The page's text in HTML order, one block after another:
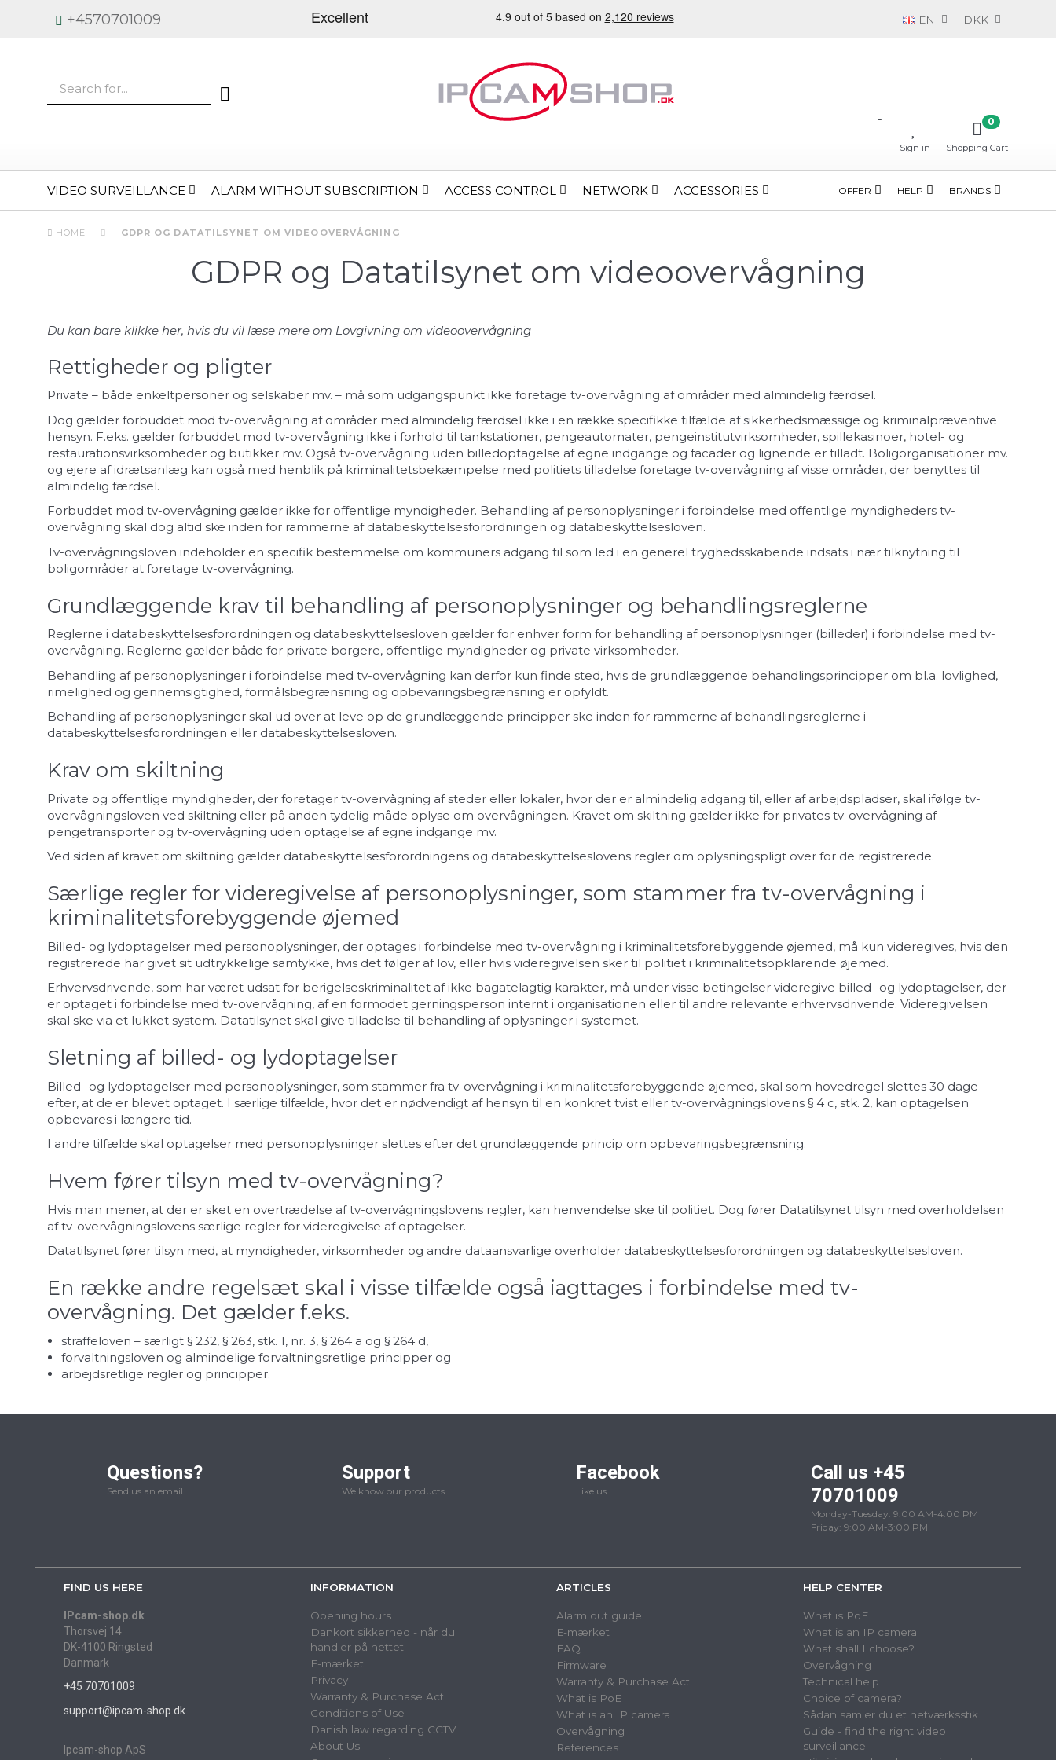
EN DKK
+4570701009
-
Sign in Shopping Cart
0
VIDEO SURVEILLANCE ALARM WITHOUT SUBSCRIPTION ACCESS CONTROL NETWORK ACCESSORIES OFFER HELP BRANDS
HOME GDPR OG DATATILSYNET OM VIDEOOVERVÅGNING
GDPR og Datatilsynet om videoovervågning
Du kan bare klikke her, hvis du vil læse mere om Lovgivning om videoovervågning
Rettigheder og pligter
Private – både enkeltpersoner og selskaber mv. – må som udgangspunkt ikke foretage tv-overvågning af områder med almindelig færdsel.
Dog gælder forbuddet mod tv-overvågning af områder med almindelig færdsel ikke i en række specifikke tilfælde af sikkerhedsmæssige og kriminalpræventive
hensyn. F.eks. gælder forbuddet mod tv-overvågning ikke i forhold til tankstationer, pengeautomater, pengeinstitutvirksomheder, spillekasinoer, hotel- og
restaurationsvirksomheder og butikker mv. Også tv-overvågning uden billedoptagelse af egne indgange og facader og lignende er tilladt. Boligorganisationer mv.
og ejere af idrætsanlæg kan også med henblik på kriminalitetsbekæmpelse med politiets tilladelse foretage tv-overvågning af visse områder, der benyttes til
almindelig færdsel.
Forbuddet mod tv-overvågning gælder ikke for offentlige myndigheder. Behandling af personoplysninger i forbindelse med offentlige myndigheders tv-
overvågning skal dog altid ske inden for rammerne af databeskyttelsesforordningen og databeskyttelsesloven.
Tv-overvågningsloven indeholder en specifik bestemmelse om kommuners adgang til som led i en generel tryghedsskabende indsats i nær tilknytning til
boligområder at foretage tv-overvågning.
Grundlæggende krav til behandling af personoplysninger og behandlingsreglerne
Reglerne i databeskyttelsesforordningen og databeskyttelsesloven gælder for enhver form for behandling af personoplysninger (billeder) i forbindelse med tv-
overvågning. Reglerne gælder både for private borgere, offentlige myndigheder og private virksomheder.
Behandling af personoplysninger i forbindelse med tv-overvågning kan derfor kun finde sted, hvis de grundlæggende behandlingsprincipper om bl.a. lovlighed,
rimelighed og gennemsigtighed, formålsbegrænsning og opbevaringsbegrænsning er opfyldt.
Behandling af personoplysninger skal ud over at leve op de grundlæggende principper ske inden for rammerne af behandlingsreglerne i
databeskyttelsesforordningen eller databeskyttelsesloven.
Krav om skiltning
Private og offentlige myndigheder, der foretager tv-overvågning af steder eller lokaler, hvor der er almindelig adgang til, eller af arbejdspladser, skal ifølge tv-
overvågningsloven ved skiltning eller på anden tydelig måde oplyse om overvågningen. Kravet om skiltning gælder ikke for privates tv-overvågning af
pengetransporter og tv-overvågning uden optagelse af egne indgange mv.
Ved siden af kravet om skiltning gælder databeskyttelsesforordningens og databeskyttelseslovens regler om oplysningspligt over for de registrerede.
Særlige regler for videregivelse af personoplysninger, som stammer fra tv-overvågning i
kriminalitetsforebyggende øjemed
Billed- og lydoptagelser med personoplysninger, der optages i forbindelse med tv-overvågning i kriminalitetsforebyggende øjemed, må kun videregives, hvis den
registrerede har givet sit udtrykkelige samtykke, hvis det følger af lov, eller hvis videregivelsen sker til politiet i kriminalitetsopklarende øjemed.
Erhvervsdrivende, som har været udsat for berigelseskriminalitet af ikke bagatelagtig karakter, må under visse betingelser videregive billed- og lydoptagelser, der
er optaget i forbindelse med tv-overvågning, af en formodet gerningsperson internt i organisationen eller til andre relevante erhvervsdrivende. Videregivelsen
skal ske via et lukket system. Datatilsynet skal give tilladelse til behandling af oplysninger i systemet.
Sletning af billed- og lydoptagelser
Billed- og lydoptagelser med personoplysninger, som stammer fra tv-overvågning i kriminalitetsforebyggende øjemed, skal som hovedregel slettes 30 dage
efter, at de er blevet optaget. I særlige tilfælde, hvor det er nødvendigt af hensyn til en konkret tvist eller tv-overvågningslovens § 4 c, stk. 2, kan optagelsen
opbevares i længere tid.
I andre tilfælde skal optagelser med personoplysninger slettes efter det grundlæggende princip om opbevaringsbegrænsning.
Hvem fører tilsyn med tv-overvågning?
Hvis man mener, at der er sket en overtrædelse af tv-overvågningslovens regler, kan henvendelse ske til politiet. Dog fører Datatilsynet tilsyn med overholdelsen
af tv-overvågningslovens særlige regler for videregivelse af optagelser.
Datatilsynet fører tilsyn med, at myndigheder, virksomheder og andre dataansvarlige overholder databeskyttelsesforordningen og databeskyttelsesloven.
En række andre regelsæt skal i visse tilfælde også iagttages i forbindelse med tv-
overvågning. Det gælder f.eks.
straffeloven – særligt § 232, § 263, stk. 1, nr. 3, § 264 a og § 264 d,
forvaltningsloven og almindelige forvaltningsretlige principper og
arbejdsretlige regler og principper.
Questions?
Send us an email
Support
We know our products
Facebook
Like us
Call us +45
70701009
Monday-Tuesday: 9:00 AM-4:00 PM
Friday: 9:00 AM-3:00 PM
FIND US HERE
IPcam-shop.dk
Thorsvej 14
DK-4100 Ringsted
Danmark
+45 70701009
support@ipcam-shop.dk
Ipcam-shop ApS
INFORMATION
Opening hours
Dankort sikkerhed - når du
handler på nettet
E-mærket
Privacy
Warranty & Purchase Act
Conditions of Use
Danish law regarding CCTV
About Us
ARTICLES
Alarm out guide
E-mærket
FAQ
Firmware
Warranty & Purchase Act
What is PoE
What is an IP camera
Overvågning
References
HELP CENTER
What is PoE
What is an IP camera
What shall I choose?
Overvågning
Technical help
Choice of camera?
Sådan samler du et netværksstik
Guide - find the right video
surveillance